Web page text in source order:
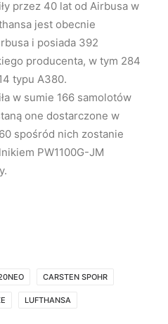
przez 40 lat od Airbusa w
jest obecnie
i posiada 392
producenta, w tym 284
typu A380.
w sumie 166 samolotów
one dostarczone w
spośród nich zostanie
PW1100G-JM
CARSTEN SPOHR
LUFTHANSA